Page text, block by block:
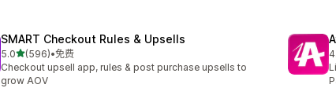
SMART Checkout Rules & Upsells
5.0星（满分 5 星）
(596)
总共 596 条评论
•免费
Checkout upsell app, rules & post purchase upsells to
grow AOV